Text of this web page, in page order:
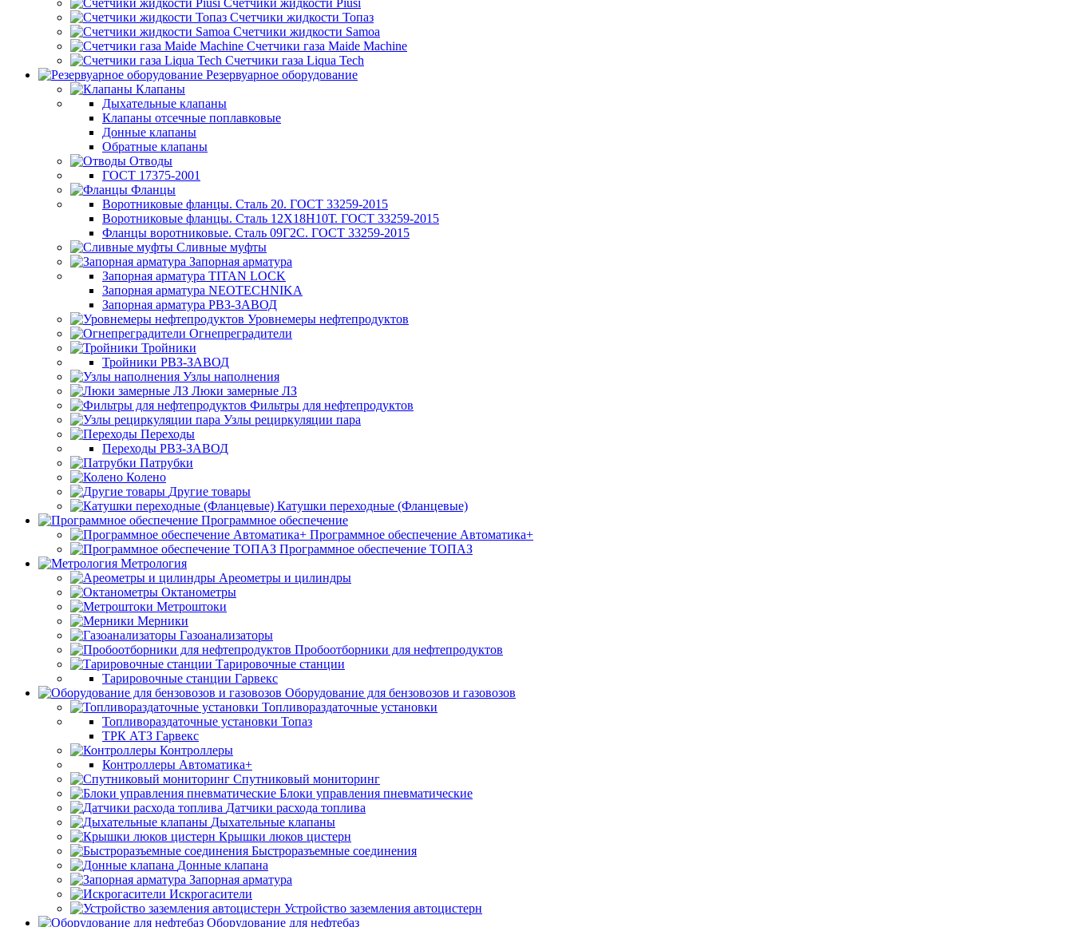
Счетчики жидкости Piusi
Счетчики жидкости Топаз
Счетчики жидкости Samoa
Счетчики газа Maide Machine
Счетчики газа Liqua Tech
Резервуарное оборудование
Клапаны
Дыхательные клапаны
Клапаны отсечные поплавковые
Донные клапаны
Обратные клапаны
Отводы
ГОСТ 17375-2001
Фланцы
Воротниковые фланцы. Сталь 20. ГОСТ 33259-2015
Воротниковые фланцы. Сталь 12Х18Н10Т. ГОСТ 33259-2015
Фланцы воротниковые. Сталь 09Г2С. ГОСТ 33259-2015
Сливные муфты
Запорная арматура
Запорная арматура TITAN LOCK
Запорная арматура NEOTECHNIKA
Запорная арматура РВЗ-ЗАВОД
Уровнемеры нефтепродуктов
Огнепреградители
Тройники
Тройники РВЗ-ЗАВОД
Узлы наполнения
Люки замерные ЛЗ
Фильтры для нефтепродуктов
Узлы рециркуляции пара
Переходы
Переходы РВЗ-ЗАВОД
Патрубки
Колено
Другие товары
Катушки переходные (Фланцевые)
Программное обеспечение
Программное обеспечение Автоматика+
Программное обеспечение ТОПАЗ
Метрология
Ареометры и цилиндры
Октанометры
Метроштоки
Мерники
Газоанализаторы
Пробоотборники для нефтепродуктов
Тарировочные станции
Тарировочные станции Гарвекс
Оборудование для бензовозов и газовозов
Топливораздаточные установки
Топливораздаточные установки Топаз
ТРК АТЗ Гарвекс
Контроллеры
Контроллеры Автоматика+
Спутниковый мониторинг
Блоки управления пневматические
Датчики расхода топлива
Дыхательные клапаны
Крышки люков цистерн
Быстроразъемные соединения
Донные клапана
Запорная арматура
Искрогасители
Устройство заземления автоцистерн
Оборудование для нефтебаз